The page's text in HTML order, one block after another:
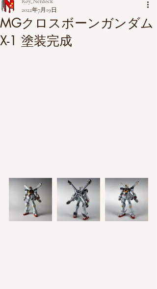
MGクロスボーンガンダム
X-1 塗装完成
2022年7月19日